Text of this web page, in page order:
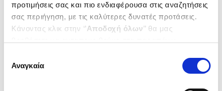
προτιμήσεις σας και πιο ενδιαφέρουσα στις αναζητήσεις
σας περιήγηση, με τις καλύτερες δυνατές προτάσεις.
Κάνοντας κλικ στην ‘’Αποδοχή όλων’’ θα μας
ενδιαφέρουν και να επιλέξετε από τα παρακάτω με την
΄΄και να ενημερωθείτε σχετικά με
συγκατάθεσης
Αναγκαία